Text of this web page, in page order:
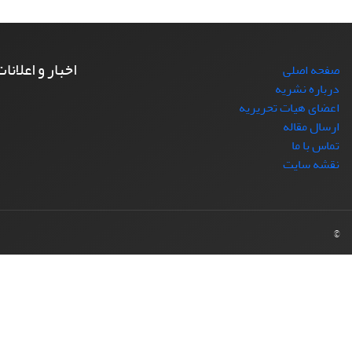
صفحه اصلی
درباره نشریه
اعضای هیات تحریریه
ارسال مقاله
تماس با ما
نقشه سایت
اخبار و
©